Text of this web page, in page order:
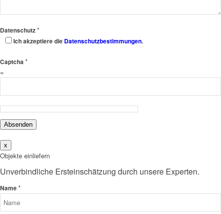
Datenschutz*
Ich akzeptiere die Datenschutzbestimmungen.
Captcha *
=
Absenden
x
Objekte einliefern
Unverbindliche Ersteinschätzung durch unsere Experten.
Name*